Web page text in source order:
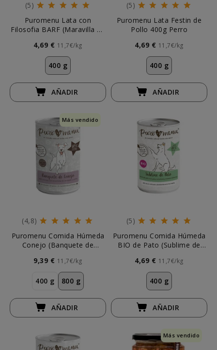
(5)
Puromenu Lata con
Filosofia BARF (Maravilla de
4,69 € 11,7€/kg
400 g
AÑADIR
(5)
Puromenu Lata Festin de
Pollo 400g Perro
4,69 € 11,7€/kg
400 g
AÑADIR
Más vendido
(4,8)
Puromenu Comida Húmeda
Conejo (Banquete de
9,39 € 11,7€/kg
400 g 800 g
AÑADIR
(5)
Puromenu Comida Húmeda
BIO de Pato (Sublime de
4,69 € 11,7€/kg
400 g
AÑADIR
Más vendido